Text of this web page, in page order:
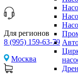
Для регионов
8 (995) 159-63-79
Москва